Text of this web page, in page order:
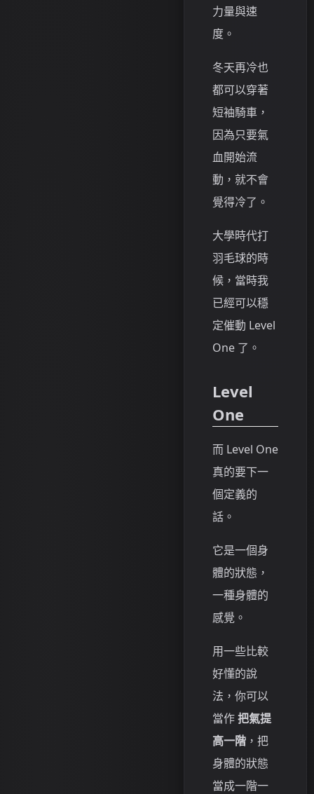
力量與速
度。
冬天再冷也
都可以穿著
短袖騎車，
因為只要氣
血開始流
動，就不會
覺得冷了。
大學時代打
羽毛球的時
候，當時我
已經可以穩
定催動 Level
One 了。
Level
One
而 Level One
真的要下一
個定義的
話。
它是一個身
體的狀態，
一種身體的
感覺。
用一些比較
好懂的說
法，你可以
當作把氣提
高一階 ，把
身體的狀態
當成一階一